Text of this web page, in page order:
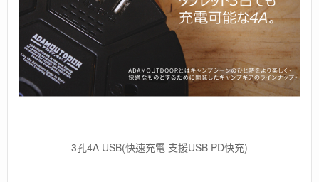
3孔4A USB(快速充電 支援USB PD快充)